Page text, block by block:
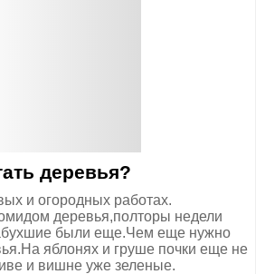
деревья?
и огородных работах.
деревья,полторы недели
были еще.Чем еще нужно
яблонях и груше почки еще не
и вишне уже зеленые.